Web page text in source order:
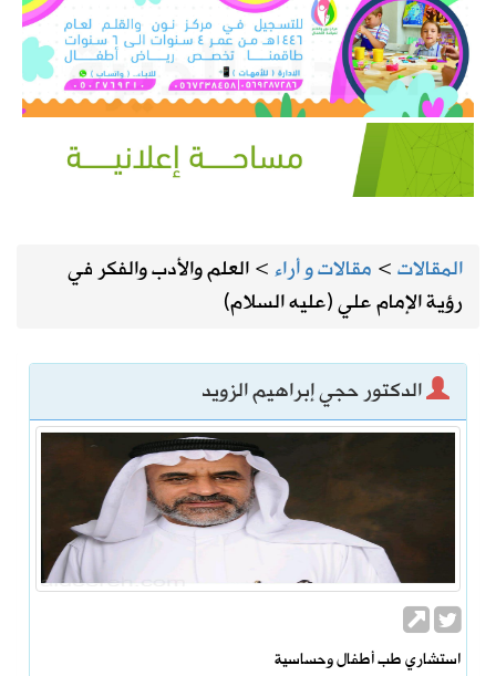
المقالات> مقالات و أراء>العلم والأدب والفكر في
رؤية الإمام علي (عليه السلام)
الدكتور حجي إبراهيم الزويد
استشاري طب أطفال وحساسية